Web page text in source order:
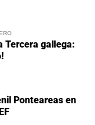
Tercera gallega:
Ponteareas en